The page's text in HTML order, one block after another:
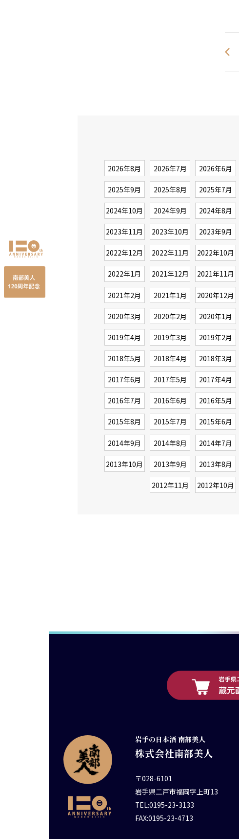
2026年8月 2026年7月 2026年6月
2025年9月 2025年8月 2025年7月
2024年10月 2024年9月 2024年8月
2023年11月 2023年10月 2023年9月
2022年12月 2022年11月 2022年10月
2022年1月 2021年12月 2021年11月
2021年2月 2021年1月 2020年12月
2020年3月 2020年2月 2020年1月
2019年4月 2019年3月 2019年2月
2018年5月 2018年4月 2018年3月
2017年6月 2017年5月 2017年4月
2016年7月 2016年6月 2016年5月
2015年8月 2015年7月 2015年6月
2014年9月 2014年8月 2014年7月
2013年10月 2013年9月 2013年8月
2012年11月 2012年10月
岩手の日本酒 南部美人
株式会社南部美人
〒028-6101
岩手県二戸市福岡字上町13
TEL:0195-23-3133
FAX:0195-23-4713